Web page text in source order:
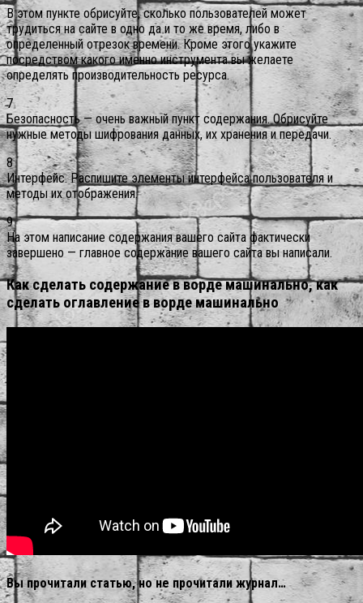
В этом пункте обрисуйте, сколько пользователей может
трудиться на сайте в одно да и то же время, либо в
определенный отрезок времени. Кроме этого укажите
посредством какого именно инструмента вы желаете
определять производительность ресурса.
7
Безопасность — очень важный пункт содержания. Обрисуйте
нужные методы шифрования данных, их хранения и передачи.
8
Интерфейс. Распишите элементы интерфейса пользователя и
методы их отображения.
9
На этом написание содержания вашего сайта фактически
завершено — главное содержание вашего сайта вы написали.
Как сделать содержание в ворде машинально, как
сделать оглавление в ворде машинально
Вы прочитали статью, но не прочитали журнал…